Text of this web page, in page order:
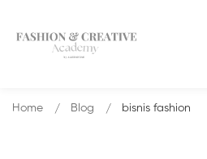
Home Blog bisnis fashion